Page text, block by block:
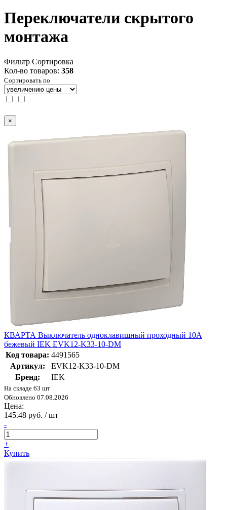
Переключатели скрытого
монтажа
Фильтр Сортировка
Кол-во товаров: 358
Сортировать по
×
КВАРТА Выключатель одноклавишный проходный 10А
бежевый IEK EVK12-K33-10-DM
Код товара: 4491565
Артикул:
EVK12-K33-10-DM
Бренд:
IEK
На складе 63 шт
Обновлено 07.08.2026
Цена:
145.48 руб. / шт
-
+
Купить